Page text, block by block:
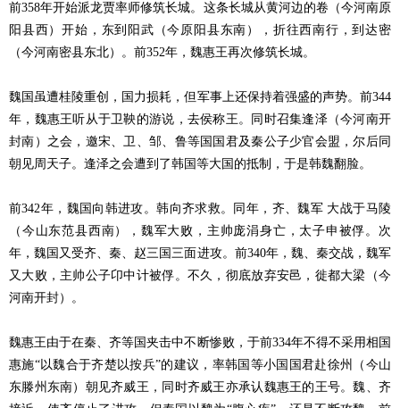
前358年开始派龙贾率师修筑长城。这条长城从黄河边的卷（今河南原
阳县西）开始，东到阳武（今原阳县东南），折往西南行，到达密
（今河南密县东北）。前352年，魏惠王再次修筑长城。
魏国虽遭桂陵重创，国力损耗，但军事上还保持着强盛的声势。前344
年，魏惠王听从于卫鞅的游说，去侯称王。同时召集逢泽（今河南开
封南）之会，邀宋、卫、邹、鲁等国国君及秦公子少官会盟，尔后同
朝见周天子。逢泽之会遭到了韩国等大国的抵制，于是韩魏翻脸。
前342年，魏国向韩进攻。韩向齐求救。同年，齐、魏军 大战于马陵
（今山东范县西南），魏军大败，主帅庞涓身亡，太子申被俘。次
年，魏国又受齐、秦、赵三国三面进攻。前340年，魏、秦交战，魏军
又大败，主帅公子卬中计被俘。不久，彻底放弃安邑，徙都大梁（今
河南开封）。
魏惠王由于在秦、齐等国夹击中不断惨败，于前334年不得不采用相国
惠施“以魏合于齐楚以按兵”的建议，率韩国等小国国君赴徐州（今山
东滕州东南）朝见齐威王，同时齐威王亦承认魏惠王的王号。魏、齐